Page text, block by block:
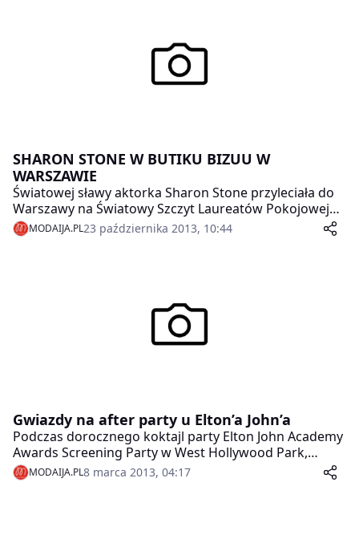
SHARON STONE W BUTIKU BIZUU W
WARSZAWIE
Światowej sławy aktorka Sharon Stone przyleciała do
Warszawy na Światowy Szczyt Laureatów Pokojowej
Nagrody Nobla. Aktorka została wyróżniona Nagrodą
Pokoju za solidarne działanie na rzecz ludzi walczących
MODAIJA.PL23 października 2013, 10:44
Gwiazdy na after party u Elton’a John’a
Podczas dorocznego koktajl party Elton John Academy
Awards Screening Party w West Hollywood Park,
charytatywnie – na rzecz fundacji Elton John AIDS
Foundation i rozrywkowo – przy wyrobach głównego
MODAIJA.PL8 marca 2013, 04:17